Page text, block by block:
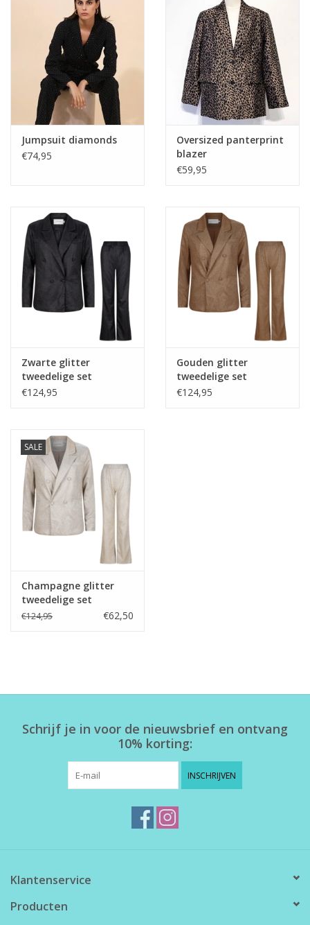
Jumpsuit diamonds
€74,95
Oversized panterprint
blazer
€59,95
Zwarte glitter
tweedelige set
€124,95
Gouden glitter
tweedelige set
€124,95
SALE
Champagne glitter
tweedelige set
€124,95 €62,50
Schrijf je in voor de nieuwsbrief en ontvang
10% korting:
INSCHRIJVEN
Klantenservice
Producten